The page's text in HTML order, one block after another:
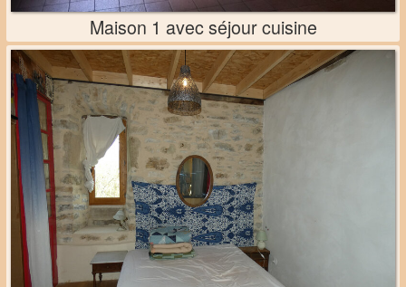
Maison 1 avec séjour cuisine